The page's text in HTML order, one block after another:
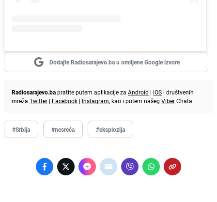
Dodajte Radiosarajevo.ba u omiljene Google izvore
Radiosarajevo.bapratite putem aplikacije za Android | iOS i društvenih
mreža Twitter | Facebook | Instagram, kao i putem našeg ViberChata.
#Srbija #nesreća #eksplozija